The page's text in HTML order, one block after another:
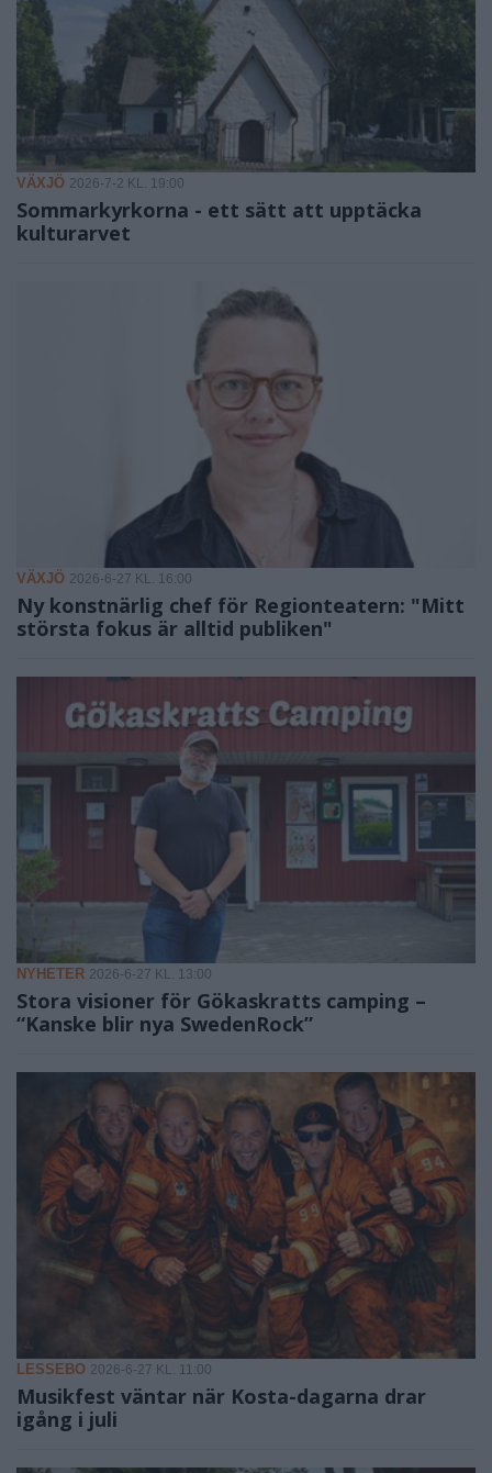
VÄXJÖ 2026-7-2 KL. 19:00
Sommarkyrkorna - ett sätt att upptäcka
kulturarvet
VÄXJÖ 2026-6-27 KL. 16:00
Ny konstnärlig chef för Regionteatern: "Mitt
största fokus är alltid publiken"
NYHETER 2026-6-27 KL. 13:00
Stora visioner för Gökaskratts camping –
“Kanske blir nya SwedenRock”
LESSEBO 2026-6-27 KL. 11:00
Musikfest väntar när Kosta-dagarna drar
igång i juli